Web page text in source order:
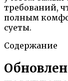
требований,
полным
суеты.
Содержание